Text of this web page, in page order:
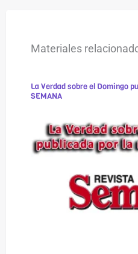
Materiales
La Verdad sobre el Domingo
SEMANA